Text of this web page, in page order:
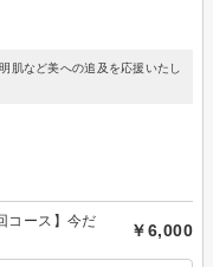
など美への追及を応援いたし
コース】今だ
￥6,000